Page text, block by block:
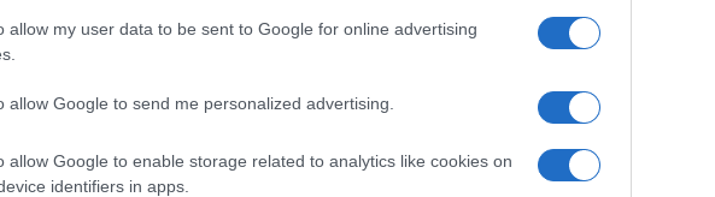
allow my user data to be sent to Google for online advertising
allow Google to send me personalized advertising.
allow Google to enable storage related to analytics like cookies on
identifiers in apps.
compresa tra i 60 e i 79 anni. Costoro si
che soffrono di patologie, ai quali la somministrazione è
giorni nei punti vaccinali dovrebbe affluire qualcosa